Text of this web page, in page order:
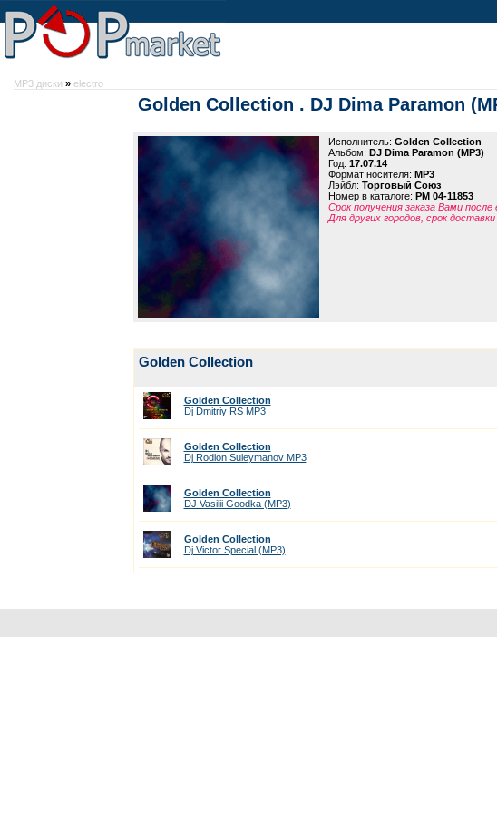
MP3 диски » electro
Golden Collection . DJ Dima Paramon
Исполнитель: Golden Collection
Альбом: DJ Dima Paramon (MP3)
Год: 17.07.14
Формат носителя: MP3
Лэйбл: Торговый Союз
Номер в каталоге: PM 04-11853
Срок получения заказа Вами
Для других городов, срок
Golden Collection
Golden Collection
Dj Dmitriy RS MP3
Golden Collection
Dj Rodion Suleymanov МР3
Golden Collection
DJ Vasilii Goodka (MP3)
Golden Collection
Dj Victor Special (МР3)